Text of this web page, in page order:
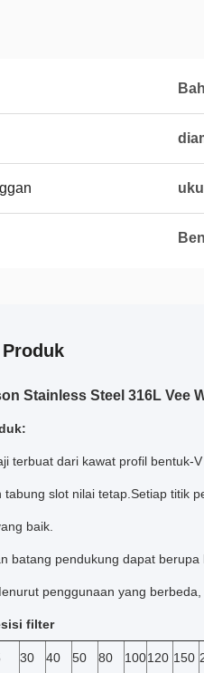
Stainless Steel 316L Vee
terbuat dari kawat profil bentuk-
tabung slot nilai tetap.Setiap titik
baik.
batang pendukung dapat
penggunaan yang
filter
30 40 50 80 100120 150